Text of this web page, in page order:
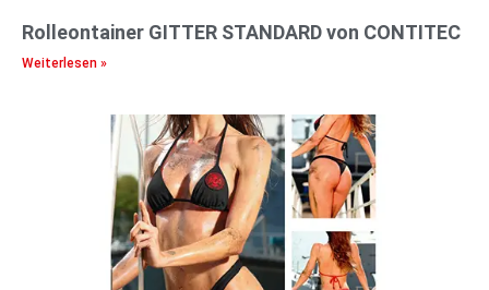
Rolleontainer GITTER STANDARD von CONTITEC
Weiterlesen »